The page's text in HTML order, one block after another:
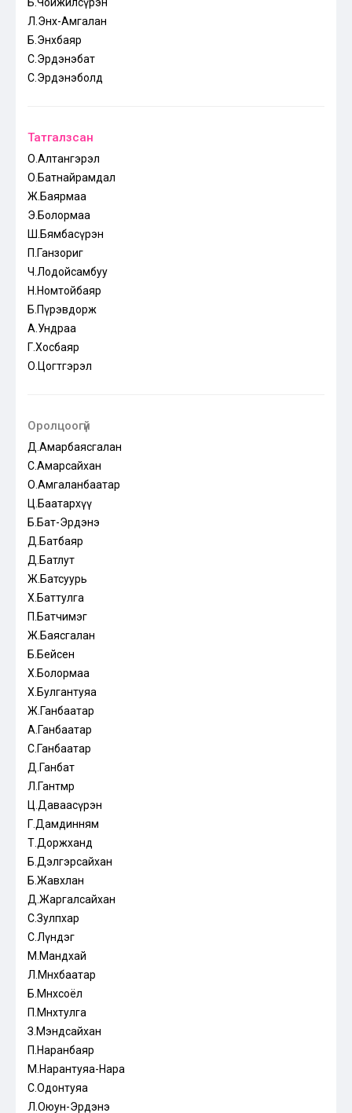
Л.Энх-Амгалан
Б.Энхбаяр
С.Эрдэнэбат
С.Эрдэнэболд
Татгалзсан
О.Алтангэрэл
О.Батнайрамдал
Ж.Баярмаа
Э.Болормаа
Ш.Бямбасүрэн
П.Ганзориг
Ч.Лодойсамбуу
Н.Номтойбаяр
Б.Пүрэвдорж
А.Ундраа
Г.Хосбаяр
О.Цогтгэрэл
Оролцоогүй
Д.Амарбаясгалан
С.Амарсайхан
О.Амгаланбаатар
Ц.Баатархүү
Б.Бат-Эрдэнэ
Д.Батбаяр
Д.Батлут
Ж.Батсуурь
Х.Баттулга
П.Батчимэг
Ж.Баясгалан
Б.Бейсен
Х.Болормаа
Х.Булгантуяа
Ж.Ганбаатар
А.Ганбаатар
С.Ганбаатар
Д.Ганбат
Л.Гантөмөр
Ц.Даваасүрэн
Г.Дамдинням
Т.Доржханд
Б.Дэлгэрсайхан
Б.Жавхлан
Д.Жаргалсайхан
С.Зулпхар
С.Лүндэг
М.Мандхай
Л.Мөнхбаатар
Б.Мөнхсоёл
П.Мөнхтулга
З.Мэндсайхан
П.Наранбаяр
М.Нарантуяа-Нара
С.Одонтуяа
Л.Оюун-Эрдэнэ